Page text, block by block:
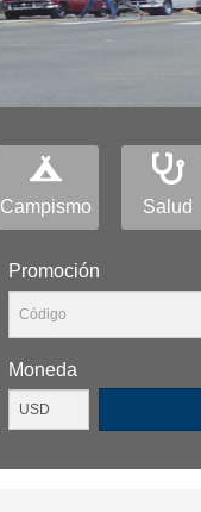
Campismo Salud
Promoción
Moneda